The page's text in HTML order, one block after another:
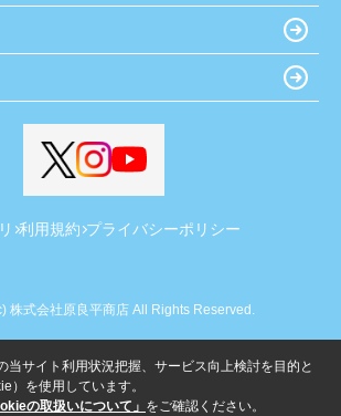
利用規約 プライバシーポリシー
株式会社原良平商店 All Rights Reserved.
当サイト利用状況把握、サービス向上検討を目的と
）を使用しています。
の取扱いについて」 をご確認ください。